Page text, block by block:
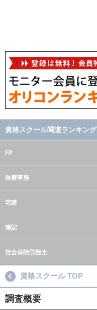
資格スクール関連ランキング
FP
医療事務
宅建
簿記
社会保険労務士
資格スクール TOP
調査概要